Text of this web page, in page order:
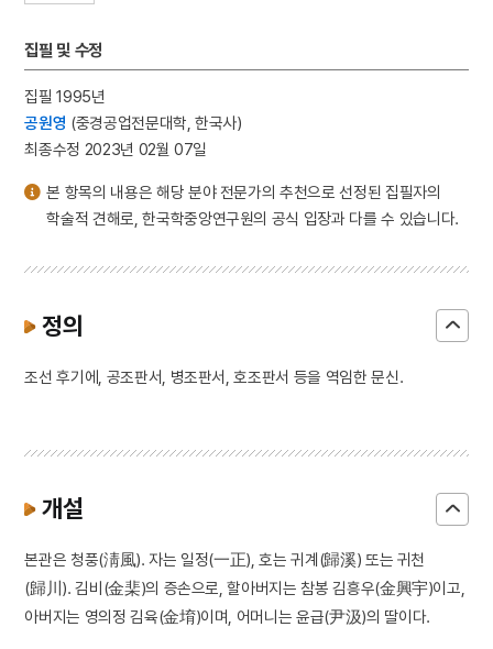
집필 및 수정
집필 1995년
공원영 (중경공업전문대학, 한국사)
최종수정 2023년 02월 07일
본 항목의 내용은 해당 분야 전문가의 추천으로 선정된 집필자의
학술적 견해로, 한국학중앙연구원의 공식 입장과 다를 수 있습니다.
정의
조선 후기에, 공조판서, 병조판서, 호조판서 등을 역임한 문신.
개설
본관은 청풍(淸風). 자는 일정(一正), 호는 귀계(歸溪) 또는 귀천
(歸川). 김비(金棐)의 증손으로, 할아버지는 참봉 김흥우(金興宇)이고,
아버지는 영의정 김육(金堉)이며, 어머니는 윤급(尹汲)의 딸이다.